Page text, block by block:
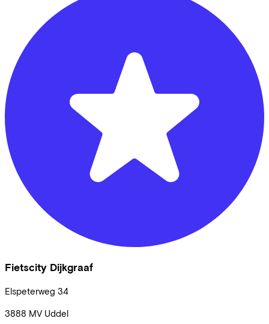
Fietscity Dijkgraaf
Elspeterweg 34
3888 MV Uddel